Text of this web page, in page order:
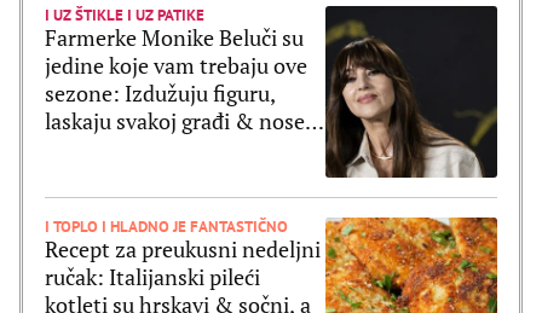
I UZ ŠTIKLE I UZ PATIKE
Farmerke Monike Beluči su
jedine koje vam trebaju ove
sezone: Izdužuju figuru,
laskaju svakoj građi & nose
I TOPLO I HLADNO JE FANTASTIČNO
Recept za preukusni nedeljni
ručak: Italijanski pileći
kotleti su hrskavi & sočni, a